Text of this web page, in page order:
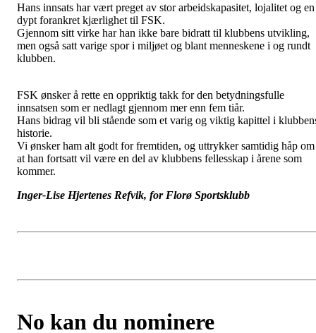
Hans innsats har vært preget av stor arbeidskapasitet, lojalitet og en
dypt forankret kjærlighet til FSK.
Gjennom sitt virke har han ikke bare bidratt til klubbens utvikling,
men også satt varige spor i miljøet og blant menneskene i og rundt
klubben.
FSK ønsker å rette en oppriktig takk for den betydningsfulle
innsatsen som er nedlagt gjennom mer enn fem tiår.
Hans bidrag vil bli stående som et varig og viktig kapittel i
historie.
Vi ønsker ham alt godt for fremtiden, og uttrykker samtidig håp om
at han fortsatt vil være en del av klubbens fellesskap i årene som
kommer.
Inger-Lise Hjertenes Refvik, for Florø Sportsklubb
No kan du nominere